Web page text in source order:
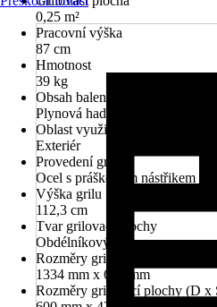
0,25 m²
Pracovní výška
87 cm
Hmotnost
39 kg
Obsah balení
Plynová hadice, Regulátor
Oblast využití
Exteriér
Provedení grilu
Ocel s práškovým nástřikem
Výška grilu
112,3 cm
Tvar grilovací plochy
Obdélníkový
Rozměry grilu (D x Š)
1334 mm x 603 mm
Rozměry grilovací plochy (D x